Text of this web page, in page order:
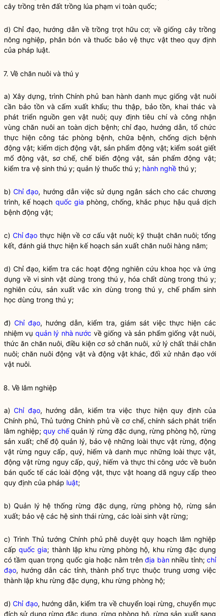
cây trồng trên đất trồng lúa phạm vi toàn quốc;
d)Chỉ đạo, hướng dẫn về trồng trọt hữu cơ; về giống cây trồng
nông nghiệp, phân bón và thuốc bảo vệ thực vật theo quy định
của pháp luật.
7. Về chăn nuôi và thú y
a) Xây dựng, trình Chính phủ ban hành danh mục giống vật nuôi
cần bảo tồn và cấm xuất khẩu; thu thập, bảo tồn, khai thác và
phát triển nguồn gen vật nuôi; quy định tiêu chí và công nhận
vùng chăn nuôi an toàn dịch bệnh; chỉ đạo, hướng dẫn, tổ chức
thực hiện công tác phòng bệnh, chữa bệnh, chống dịch bệnh
động vật; kiểm dịch động vật, sản phẩm động vật; kiểm soát giết
mổ động vật, sơ chế, chế biến động vật, sản phẩm động vật;
kiểm tra vệ sinh thú y; quản lý thuốc thú y; hành nghề thú y;
b)Chỉ đạo, hướng dẫn việc sử dụng ngân sách cho các chương
trình, kế hoạch quốc gia phòng, chống, khắc phục hậu quả dịch
bệnh động vật;
c) Chỉ đạo thực hiện về cơ cấu vật nuôi; kỹ thuật chăn nuôi; tổng
kết, đánh giá thực hiện kế hoạch sản xuất chăn nuôi hàng năm;
d) Chỉ đạo, kiểm tra các hoạt động nghiên cứu khoa học và ứng
dụng về vi sinh vật dùng trong thú y, hóa chất dùng trong thú y;
nghiên cứu, sản xuất vắc xin dùng trong thú y, chế phẩm sinh
học dùng trong thú y;
đ) Chỉ đạo, hướng dẫn, kiểm tra, giám sát việc thực hiện các
nhiệm vụ quản lý nhà nước về giống và sản phẩm giống vật nuôi,
thức ăn chăn nuôi, điều kiện cơ sở chăn nuôi, xử lý chất thải chăn
nuôi; chăn nuôi động vật và động vật khác, đối xử nhân đạo với
vật nuôi.
8. Về lâm nghiệp
a)Chỉ đạo, hướng dẫn, kiểm tra việc thực hiện quy định của
Chính phủ, Thủ tướng Chính phủ về cơ chế, chính sách phát triển
lâm nghiệp;quy chếquản lý rừng đặc dụng, rừng phòng hộ, rừng
sản xuất; chế độ quản lý, bảo vệ những loài thực vật rừng, động
vật rừng nguy cấp, quý, hiếm và danh mục những loài thực vật,
động vật rừng nguy cấp, quý, hiếm và thực thi công ước về buôn
bán quốc tế các loài động vật, thực vật hoang dã nguy cấp theo
quy định của pháp luật;
b) Quản lý hệ thống rừng đặc dụng, rừng phòng hộ, rừng sản
xuất; bảo vệ các hệ sinh thái rừng, các loài sinh vật rừng;
c) Trình Thủ tướng Chính phủ phê duyệt quy hoạch lâm nghiệp
cấpquốc gia; thành lập khu rừng phòng hộ, khu rừng đặc dụng
có tầm quan trọng quốc gia hoặc nằm trênđịa bànnhiều tỉnh;chỉ
đạo, hướng dẫn các tỉnh, thành phố trực thuộc trung ương việc
thành lập khu rừng đặc dụng, khu rừng phòng hộ;
d)Chỉ đạo, hướng dẫn, kiểm tra về chuyển loại rừng, chuyển mục
đích sử dụng rừng đặc dụng, rừng phòng hộ, rừng sản xuất sang